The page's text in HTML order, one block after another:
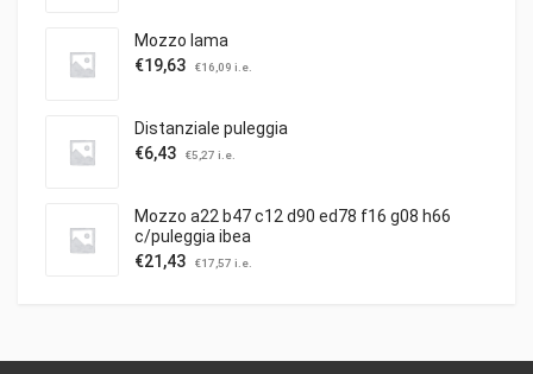
Mozzo lama
€19,63 €16,09 i.e.
Distanziale puleggia
€6,43 €5,27 i.e.
Mozzo a22 b47 c12 d90 ed78 f16 g08 h66
c/puleggia ibea
€21,43 €17,57 i.e.